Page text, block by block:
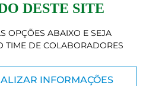
DESTE SITE
OPÇÕES ABAIXO E SEJA
TIME DE COLABORADORES
INFORMAÇÕES